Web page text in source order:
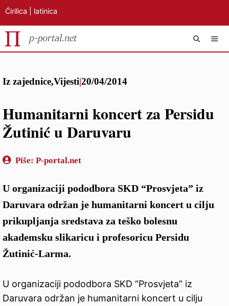
sadržaj
Ćirilica latinica
Iz zajednice,Vijesti|20/04/2014
Humanitarni koncert za Persidu
Žutinić u Daruvaru
Piše: P-portal.net
U organizaciji pododbora SKD “Prosvjeta” iz
Daruvara održan je humanitarni koncert u cilju
prikupljanja sredstava za teško bolesnu
akademsku slikaricu i profesoricu Persidu
Žutinić-Larma.
U organizaciji pododbora SKD “Prosvjeta” iz
Daruvara održan je humanitarni koncert u cilju